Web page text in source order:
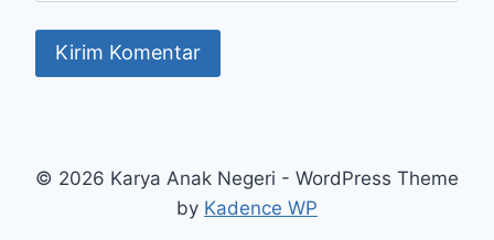
© 2026 Karya Anak Negeri - WordPress Theme
by Kadence WP